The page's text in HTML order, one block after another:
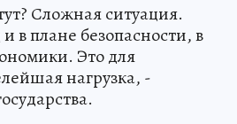
Сложная ситуация.
в плане безопасности, в
Это для
нагрузка, -